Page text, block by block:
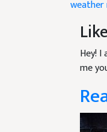
Hey! I
me